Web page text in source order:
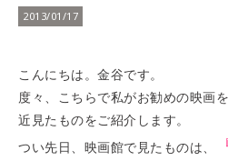
2013/01/17
こんにちは。金谷です。
度々、こちらで私がお勧めの映画
近見たものをご紹介します。
つい先日、映画館で見たものは、